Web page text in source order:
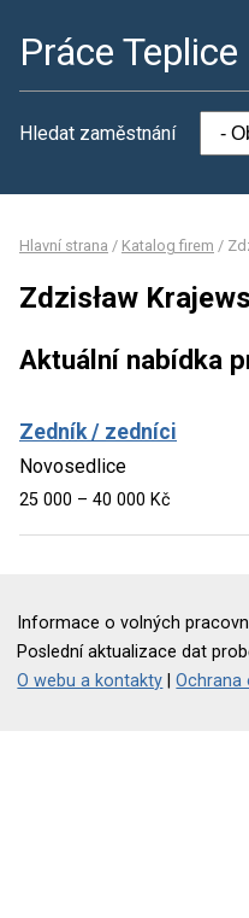
Práce Teplice
Hledat zaměstnání
Hlavní strana / Katalog firem /
Zdzisław
Aktuální nabídka
Zedník / zedníci
Novosedlice
25 000 – 40 000 Kč
Informace o volných
Poslední aktualizace dat
O webu a kontakty |Ochrana